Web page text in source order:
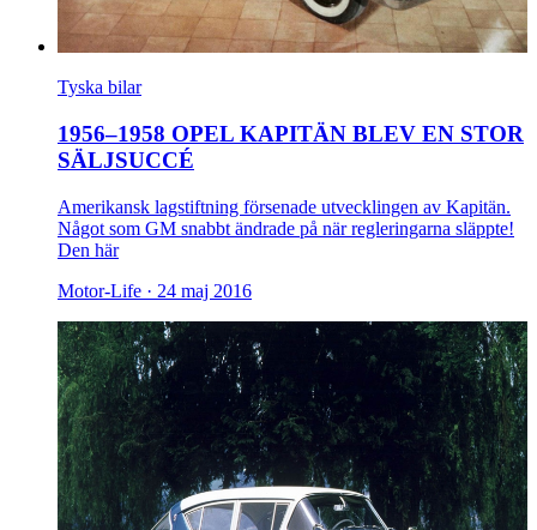
Tyska bilar
1956–1958 OPEL KAPITÄN BLEV EN STOR
SÄLJSUCCÉ
Amerikansk lagstiftning försenade utvecklingen av Kapitän.
Något som GM snabbt ändrade på när regleringarna släppte!
Den här
Motor-Life · 24 maj 2016